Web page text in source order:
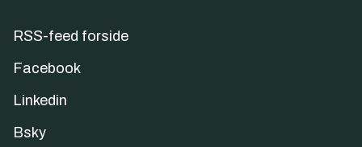
RSS-feed forside
Facebook
Linkedin
Bsky